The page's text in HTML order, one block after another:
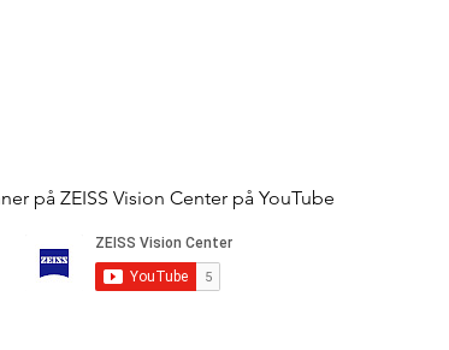
på ZEISS Vision Center på YouTube